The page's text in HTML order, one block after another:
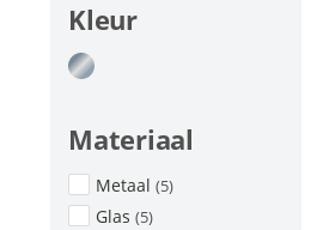
Kleur
Materiaal
Metaal (5)
Glas (5)